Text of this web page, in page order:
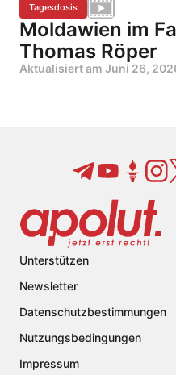
Tagesdosis
Moldawien im
Thomas Röper
Aktualisiert am Juni 26,
Unterstützen
Newsletter
Datenschutzbestimmungen
Nutzungsbedingungen
Impressum